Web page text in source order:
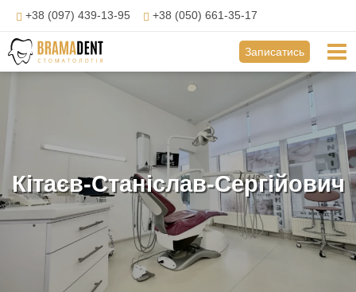
вмісту
+38 (097) 439-13-95 +38 (050) 661-35-17
Записатись
Кітаєв-Станіслав-Сергійович